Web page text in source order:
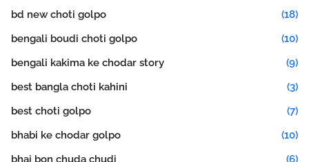
bd new choti golpo
(18)
bengali boudi choti golpo
(10)
bengali kakima ke chodar story
(9)
best bangla choti kahini
(3)
best choti golpo
(7)
bhabi ke chodar golpo
(10)
bhai bon chuda chudi
(6)